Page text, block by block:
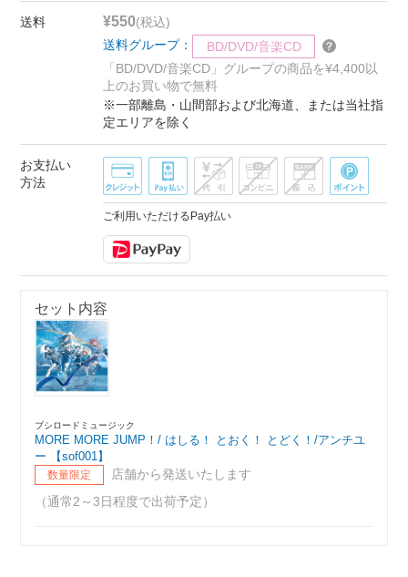
送料 ¥550(税込)
送料グループ：
BD/DVD/音楽CD
「BD/DVD/音楽CD」グループの商品を¥4,400以
上のお買い物で無料
※一部離島・山間部および北海道、または当社指
定エリアを除く
お支払い
方法
ご利用いただけるPay払い
セット内容
ブシロードミュージック
MORE MORE JUMP！/ はしる！ とおく！ とどく！/アンチユ
ー 【sof001】
数量限定
店舗から発送いたします
（通常2～3日程度で出荷予定）